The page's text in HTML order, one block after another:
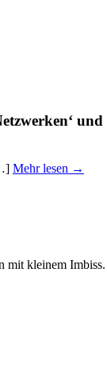
und
Mehr lesen →
mit kleinem